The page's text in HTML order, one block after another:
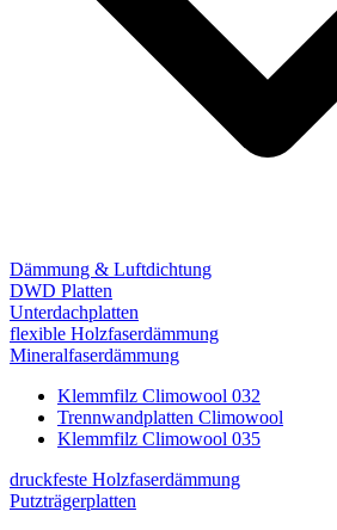
Dämmung & Luftdichtung
DWD Platten
Unterdachplatten
flexible Holzfaserdämmung
Mineralfaserdämmung
Klemmfilz Climowool 032
Trennwandplatten Climowool
Klemmfilz Climowool 035
druckfeste Holzfaserdämmung
Putzträgerplatten